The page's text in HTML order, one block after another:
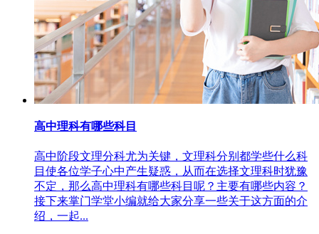
高中理科有哪些科目
高中阶段文理分科尤为关键，文理科分别都学些什么科
目使各位学子心中产生疑惑，从而在选择文理科时犹豫
不定，那么高中理科有哪些科目呢？主要有哪些内容？
接下来掌门学堂小编就给大家分享一些关于这方面的介
绍，一起...